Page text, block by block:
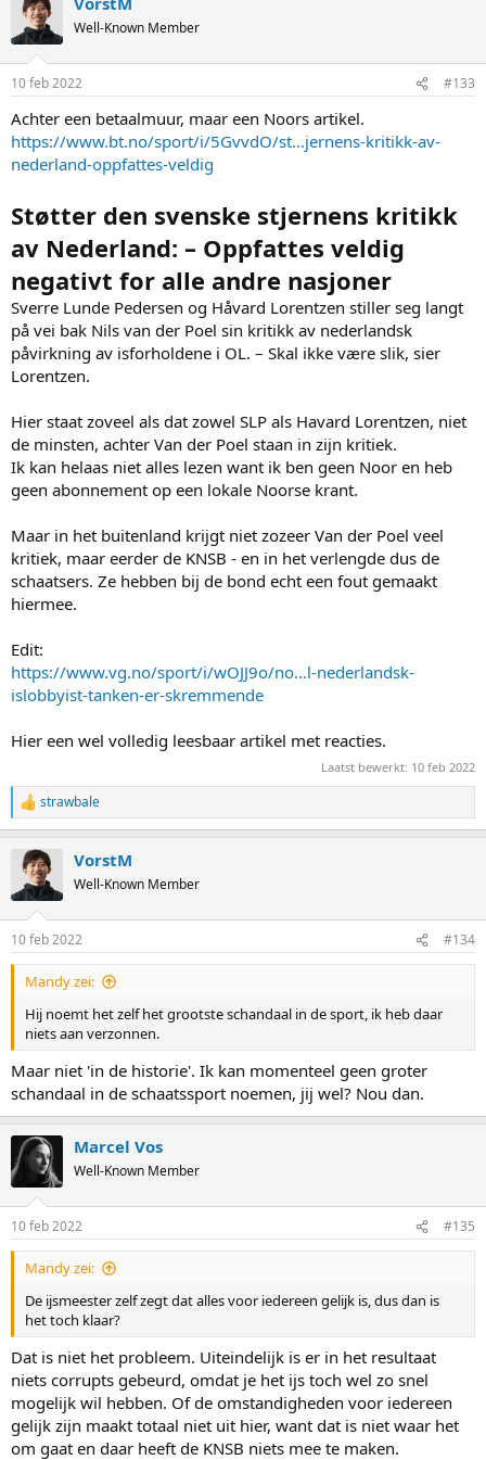
Well-Known Member
10 feb 2022 #133
Achter een betaalmuur, maar een Noors artikel.
https://www.bt.no/sport/i/5GvvdO/st...jernens-kritikk-av-
nederland-oppfattes-veldig
Støtter den svenske stjernens kritikk
av Nederland: – Oppfattes veldig
negativt for alle andre nasjoner
Sverre Lunde Pedersen og Håvard Lorentzen stiller seg langt
på vei bak Nils van der Poel sin kritikk av nederlandsk
påvirkning av isforholdene i OL. – Skal ikke være slik, sier
Lorentzen.
Hier staat zoveel als dat zowel SLP als Havard Lorentzen, niet
de minsten, achter Van der Poel staan in zijn kritiek.
Ik kan helaas niet alles lezen want ik ben geen Noor en heb
geen abonnement op een lokale Noorse krant.
Maar in het buitenland krijgt niet zozeer Van der Poel veel
kritiek, maar eerder de KNSB - en in het verlengde dus de
schaatsers. Ze hebben bij de bond echt een fout gemaakt
hiermee.
Edit:
https://www.vg.no/sport/i/wOJJ9o/no...l-nederlandsk-
islobbyist-tanken-er-skremmende
Hier een wel volledig leesbaar artikel met reacties.
Laatst bewerkt: 10 feb 2022
R
e
c
t
i
s
:
strawbale
VorstM
Well-Known Member
10 feb 2022 #134
Mandy zei:
Hij noemt het zelf het grootste schandaal in de sport, ik heb daar
niets aan verzonnen.
Maar niet 'in de historie'. Ik kan momenteel geen groter
schandaal in de schaatssport noemen, jij wel? Nou dan.
Marcel Vos
Well-Known Member
10 feb 2022 #135
Mandy zei:
De ijsmeester zelf zegt dat alles voor iedereen gelijk is, dus dan is
het toch klaar?
Dat is niet het probleem. Uiteindelijk is er in het resultaat
niets corrupts gebeurd, omdat je het ijs toch wel zo snel
mogelijk wil hebben. Of de omstandigheden voor iedereen
gelijk zijn maakt totaal niet uit hier, want dat is niet waar het
om gaat en daar heeft de KNSB niets mee te maken.